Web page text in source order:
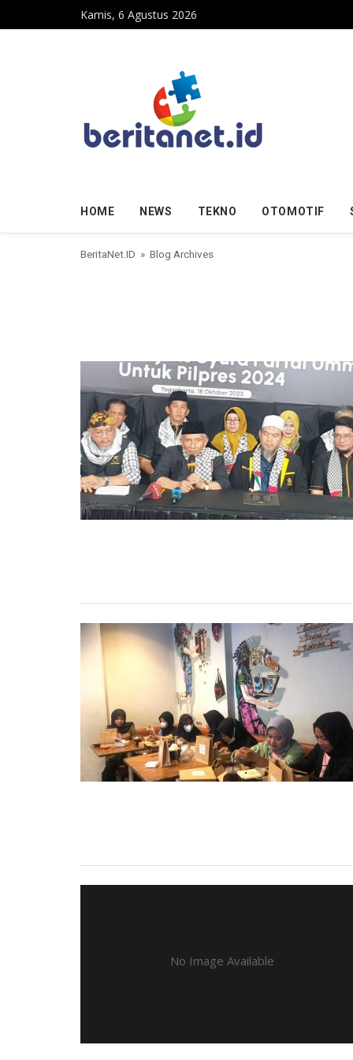
Skip to contentKamis, 6 Agustus 2026
HOME NEWS TEKNO OTOMOTIF
BeritaNet.ID » Blog Archives
No Image Available